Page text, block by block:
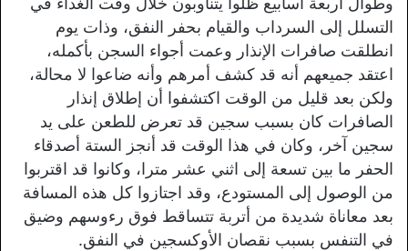
التسلل إلى السرداب والقيام بحفر النفق، وذات يوم
انطلقت صافرات الإنذار وعمت أجواء السجن بأكمله،
اعتقد جميعهم أنه قد كشف أمرهم وأنه ضاعوا لا محالة،
ولكن بعد قليل من الوقت اكتشفوا أن إطلاق إنذار
الصافرات كان بسبب سجين قد تعرض للطعن على يد
سجين آخر، وكان في هذا الوقت قد أنجز الستة أصدقاء
الحفر ما بين تسعة إلى اثني عشر مترا، وكانوا قد اقتربوا
من الوصول إلى المستودع، وقد اجتازوا كل هذه المسافة
بعد معاناة شديدة من أتربة تتساقط فوق رءوسهم وضيق
في التنفس بسبب نقصان الأوكسجين في النفق.